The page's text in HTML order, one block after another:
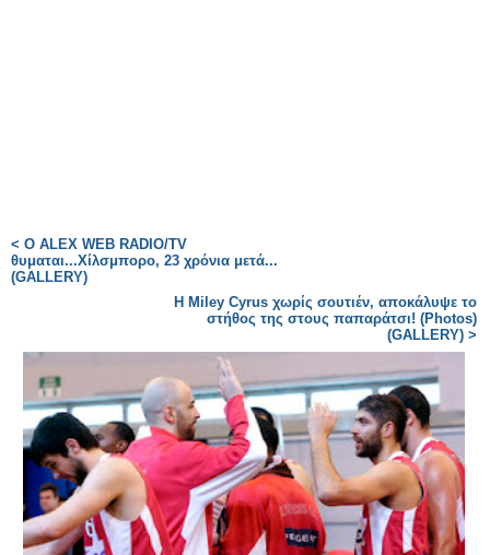
< O ALEX WEB RADIO/TV
θυμαται...Χίλσμπορο, 23 χρόνια μετά...
(GALLERY)
H Miley Cyrus χωρίς σουτιέν, αποκάλυψε το
στήθος της στους παπαράτσι! (Photos)
(GALLERY) >